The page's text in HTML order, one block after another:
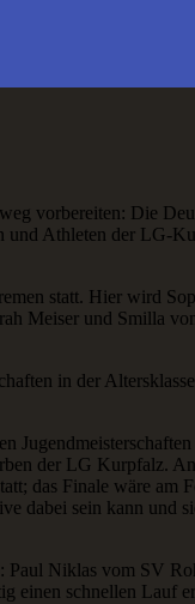
vorbereiten: Die
und Athleten der
statt. Hier wird
Meiser und Smilla
in der
der LG Kurpfalz.
das Finale wäre
dabei sein kann und
Niklas vom SV
einen schnellen Lauf